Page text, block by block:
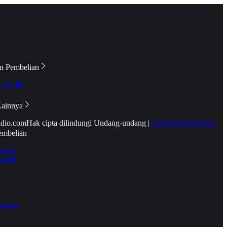
Pembelian
TV
Hak cipta dilindungi Undang-undang | Syarat & Ketentuan